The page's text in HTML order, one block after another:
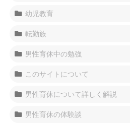
幼児教育
転勤族
男性育休中の勉強
このサイトについて
男性育休について詳しく解説
男性育休の体験談